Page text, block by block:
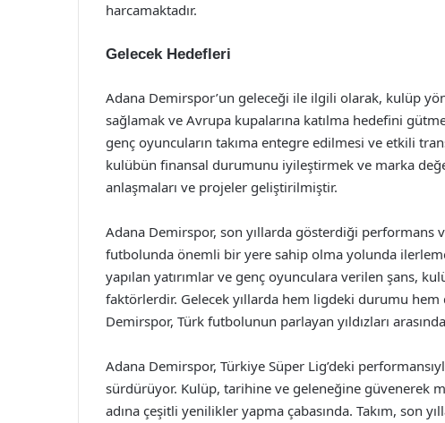
harcamaktadır.
Gelecek Hedefleri
Adana Demirspor’un geleceği ile ilgili olarak, kulüp
sağlamak ve Avrupa kupalarına katılma hedefini
genç oyuncuların takıma entegre edilmesi ve etkili
kulübün finansal durumunu iyileştirmek ve marka
anlaşmaları ve projeler geliştirilmiştir.
Adana Demirspor, son yıllarda gösterdiği performans
futbolunda önemli bir yere sahip olma yolunda
yapılan yatırımlar ve genç oyunculara verilen şans,
faktörlerdir. Gelecek yıllarda hem ligdeki durumu
Demirspor, Türk futbolunun parlayan yıldızları
Adana Demirspor, Türkiye Süper Lig’deki
sürdürüyor. Kulüp, tarihine ve geleneğine güvenerek
adına çeşitli yenilikler yapma çabasında. Takım, son